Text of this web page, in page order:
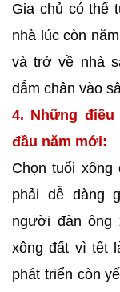
Gia chủ có thể
nhà lúc còn
và trở về nhà
dẫm chân vào
4. Những
đầu năm mới:
Chọn tuổi
phải dễ dàng
người đàn ông
xông đất vì tết
phát triển còn